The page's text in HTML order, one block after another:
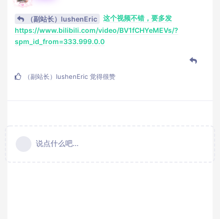
（副站长）lushenEric
这个视频不错，要多发
https://www.bilibili.com/video/BV1fCHYeMEVs/?
spm_id_from=333.999.0.0
（副站长）lushenEric 觉得很赞
说点什么吧...